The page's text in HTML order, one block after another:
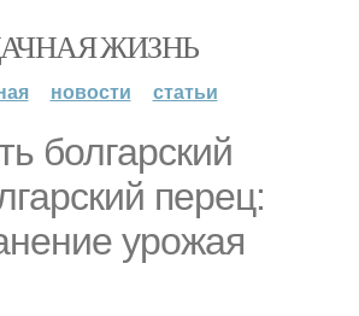
ЖИЗНЬ
новости статьи
болгарский
перец:
урожая